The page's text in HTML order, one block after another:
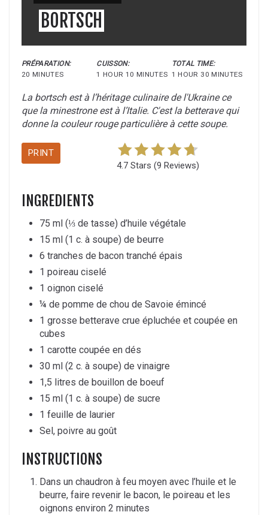
BORTSCH
PRÉPARATION:
20 MINUTES
CUISSON:
1 HOUR 10 MINUTES
TOTAL TIME:
1 HOUR 30 MINUTES
La bortsch est à l’héritage culinaire de l'Ukraine ce
que la minestrone est à l’Italie. C'est la betterave qui
donne la couleur rouge particulière à cette soupe.
PRINT
4.7 Stars (9 Reviews)
INGREDIENTS
75 ml (⅓ de tasse) d’huile végétale
15 ml (1 c. à soupe) de beurre
6 tranches de bacon tranché épais
1 poireau ciselé
1 oignon ciselé
¼ de pomme de chou de Savoie émincé
1 grosse betterave crue épluchée et coupée en
cubes
1 carotte coupée en dés
30 ml (2 c. à soupe) de vinaigre
1,5 litres de bouillon de boeuf
15 ml (1 c. à soupe) de sucre
1 feuille de laurier
Sel, poivre au goût
INSTRUCTIONS
Dans un chaudron à feu moyen avec l’huile et le
beurre, faire revenir le bacon, le poireau et les
oignons environ 2 minutes